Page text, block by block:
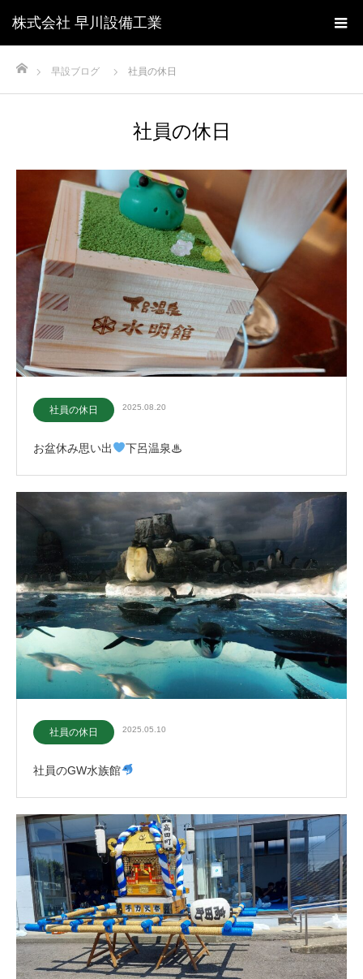
株式会社 早川設備工業
早設ブログ 社員の休日
社員の休日
社員の休日 2025.08.20
お盆休み思い出 下呂温泉♨
社員の休日 2025.05.10
社員のGW水族館